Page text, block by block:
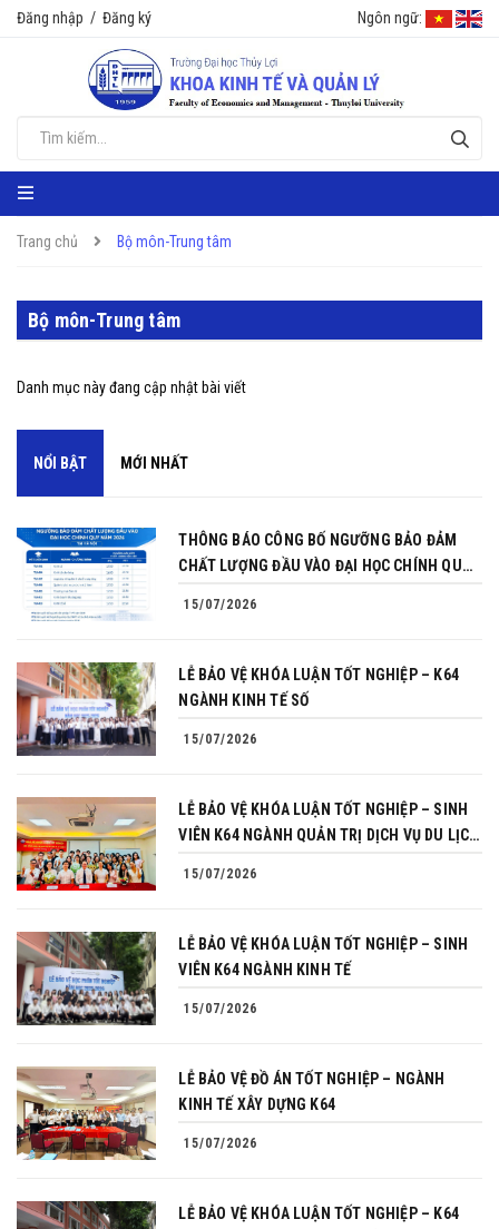
Đăng nhập / Đăng ký Ngôn ngữ:
Trang chủ Bộ môn-Trung tâm
Bộ môn-Trung tâm
Danh mục này đang cập nhật bài viết
NỔI BẬT MỚI NHẤT
THÔNG BÁO CÔNG BỐ NGƯỠNG BẢO ĐẢM
CHẤT LƯỢNG ĐẦU VÀO ĐẠI HỌC CHÍNH QUY
15/07/2026
LỄ BẢO VỆ KHÓA LUẬN TỐT NGHIỆP – K64
NGÀNH KINH TẾ SỐ
15/07/2026
LỄ BẢO VỆ KHÓA LUẬN TỐT NGHIỆP – SINH
VIÊN K64 NGÀNH QUẢN TRỊ DỊCH VỤ DU LỊCH
15/07/2026
LỄ BẢO VỆ KHÓA LUẬN TỐT NGHIỆP – SINH
VIÊN K64 NGÀNH KINH TẾ
15/07/2026
LỄ BẢO VỆ ĐỒ ÁN TỐT NGHIỆP – NGÀNH
KINH TẾ XÂY DỰNG K64
15/07/2026
LỄ BẢO VỆ KHÓA LUẬN TỐT NGHIỆP – K64